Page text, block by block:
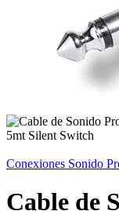
Conexiones Sonido
Cable de